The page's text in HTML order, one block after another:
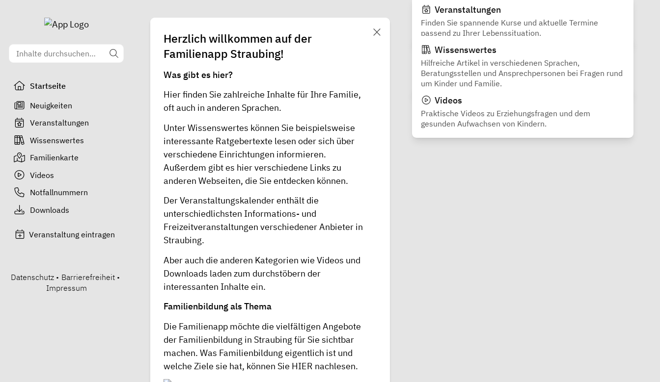
Startseite
Neuigkeiten
Veranstaltungen
Wissenswertes
Familienkarte
Videos
Notfallnummern
Downloads
Veranstaltung eintragen
Datenschutz • Barrierefreiheit •
Impressum
Herzlich willkommen auf der
Familienapp Straubing!
Was gibt es hier?
Hier finden Sie zahlreiche Inhalte für Ihre Familie,
oft auch in anderen Sprachen.
UnterWissenswertes können Sie beispielsweise
interessante Ratgebertexte lesen oder sich über
verschiedene Einrichtungen informieren.
Außerdem gibt es hier verschiedene Links zu
anderen Webseiten, die Sie entdecken können.
Der Veranstaltungskalenderenthält die
unterschiedlichsten Informations- und
Freizeitveranstaltungen verschiedener Anbieter in
Straubing.
Aber auch die anderen Kategorien wie Videos und
Downloads laden zum durchstöbern der
interessanten Inhalte ein.
Familienbildung als Thema
Die Familienapp möchte die vielfältigen Angebote
der Familienbildung in Straubing für Sie sichtbar
machen. Was Familienbildung eigentlich ist und
welche Ziele sie hat, können Sie HIER nachlesen.
Veranstaltungen
Finden Sie spannende Kurse und aktuelle Termine
passend zu Ihrer Lebenssituation.
Wissenswertes
Hilfreiche Artikel in verschiedenen Sprachen,
Beratungsstellen und Ansprechpersonen bei Fragen rund
um Kinder und Familie.
Videos
Praktische Videos zu Erziehungsfragen und dem
gesunden Aufwachsen von Kindern.